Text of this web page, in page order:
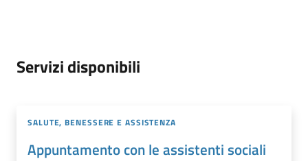
Servizi disponibili
SALUTE, BENESSERE E ASSISTENZA
Appuntamento con le assistenti sociali